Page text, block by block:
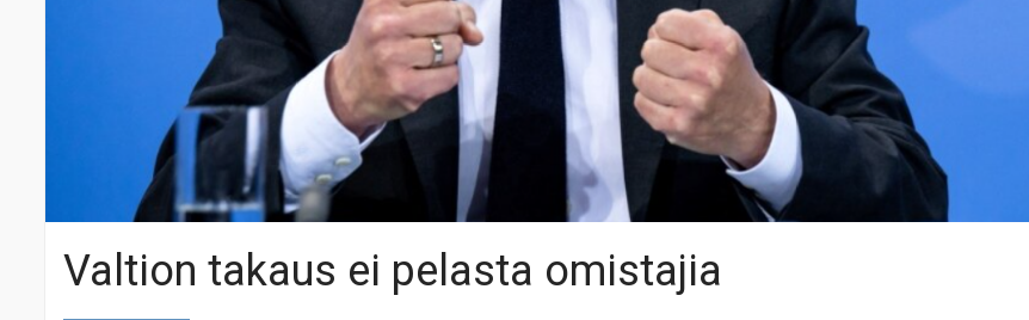
Valtion takaus ei pelasta omistajia